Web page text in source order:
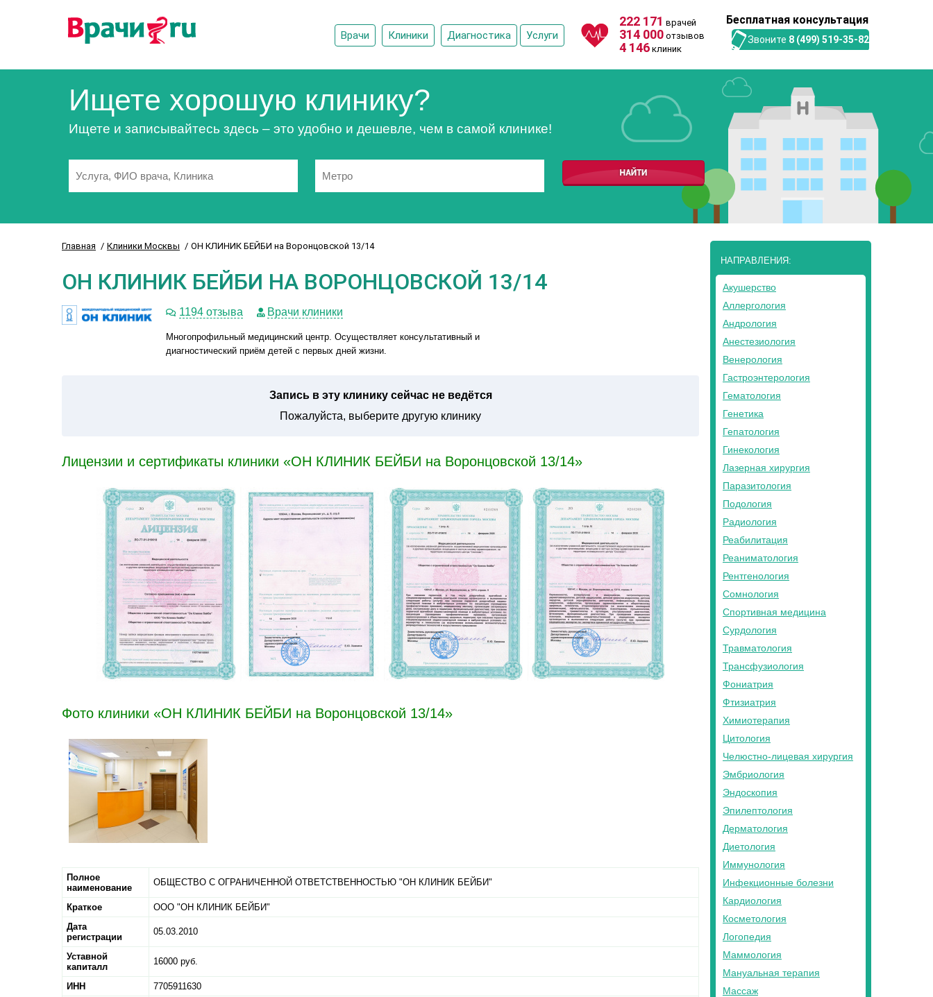
Врачи Клиники Диагностика Услуги
222 171 врачей
314 000 отзывов
4 146 клиник
Бесплатная консультация
Звоните 8 (499) 519-35-82
Ищете хорошую клинику?
Ищете и записывайтесь здесь – это удобно и дешевле, чем в самой клинике!
Главная Клиники Москвы ОН КЛИНИК БЕЙБИ на Воронцовской 13/14
ОН КЛИНИК БЕЙБИ НА ВОРОНЦОВСКОЙ 13/14
1194 отзыва Врачи клиники
Многопрофильный медицинский центр. Осуществляет консультативный и
диагностический приём детей с первых дней жизни.
Запись в эту клинику сейчас не ведётся
Пожалуйста, выберите другую клинику
Лицензии и сертификаты клиники «ОН КЛИНИК БЕЙБИ на Воронцовской 13/14»
Фото клиники «ОН КЛИНИК БЕЙБИ на Воронцовской 13/14»
Полное
наименование
ОБЩЕСТВО С ОГРАНИЧЕННОЙ ОТВЕТСТВЕННОСТЬЮ "ОН КЛИНИК БЕЙБИ"
Краткое
ООО "ОН КЛИНИК БЕЙБИ"
Дата
регистрации
05.03.2010
Уставной
капиталл
16000 руб.
ИНН
7705911630
НАПРАВЛЕНИЯ:
Акушерство
Аллергология
Андрология
Анестезиология
Венерология
Гастроэнтерология
Гематология
Генетика
Гепатология
Гинекология
Лазерная хирургия
Паразитология
Подология
Радиология
Реабилитация
Реаниматология
Рентгенология
Сомнология
Спортивная медицина
Сурдология
Травматология
Трансфузиология
Фониатрия
Фтизиатрия
Химиотерапия
Цитология
Челюстно-лицевая хирургия
Эмбриология
Эндоскопия
Эпилептология
Дерматология
Диетология
Иммунология
Инфекционные болезни
Кардиология
Косметология
Логопедия
Маммология
Мануальная терапия
Массаж